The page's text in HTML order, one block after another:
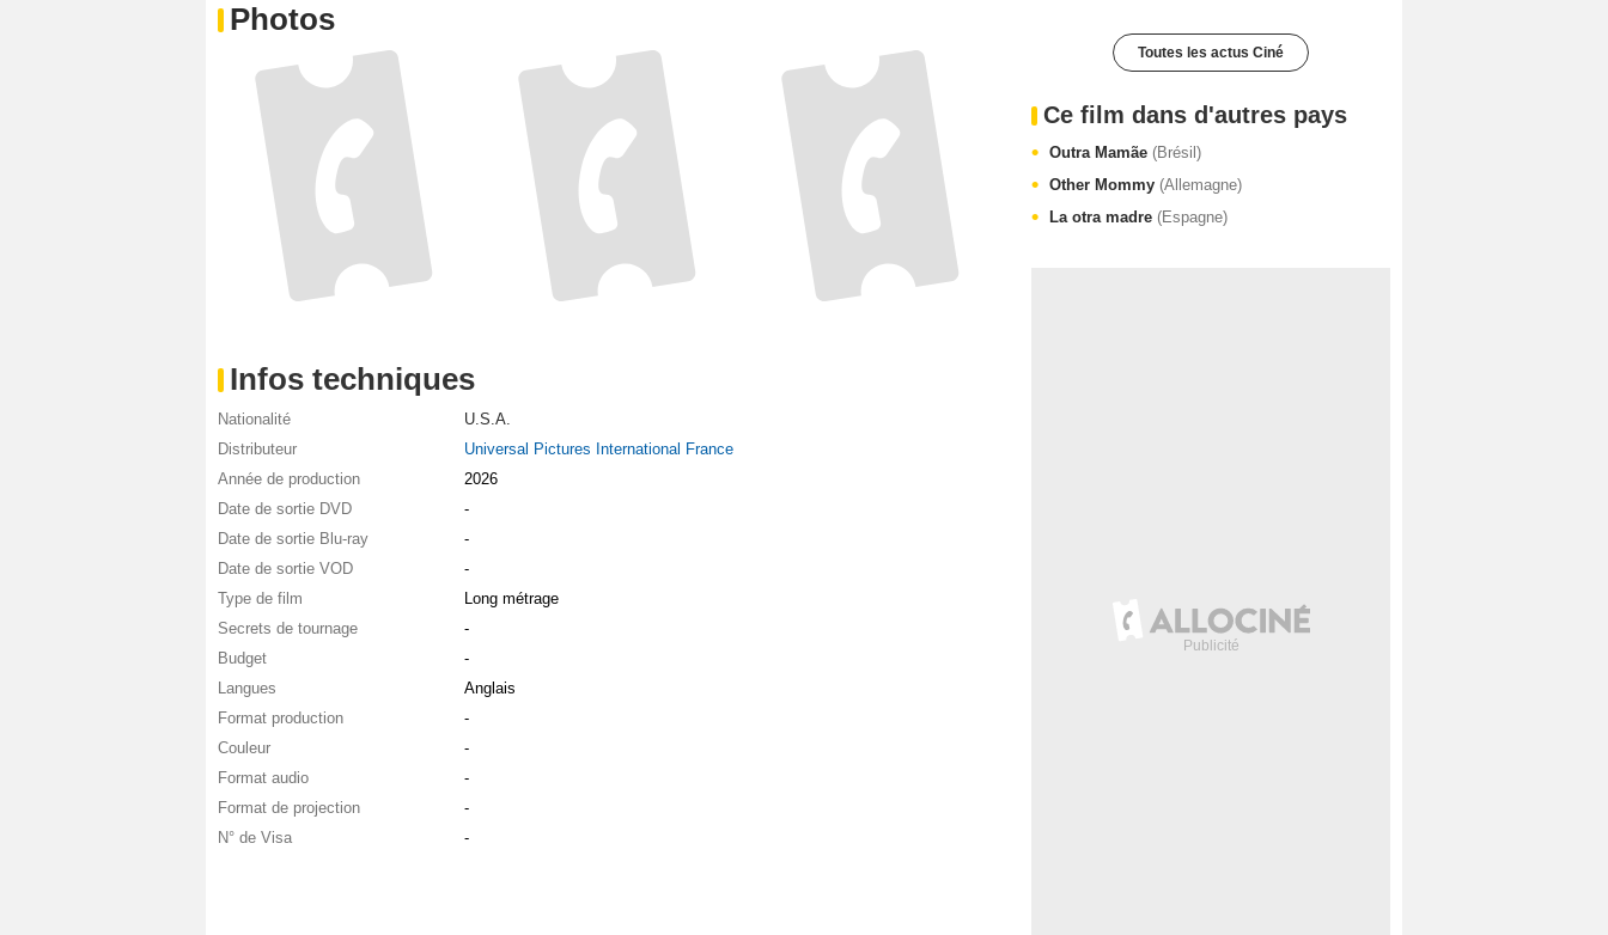
Photos
Infos techniques
Nationalité
U.S.A.
Distributeur
Universal Pictures International France
Année de production
2026
Date de sortie DVD
-
Date de sortie Blu-ray
-
Date de sortie VOD
-
Type de film
Long métrage
Secrets de tournage
-
Budget
-
Langues
Anglais
Format production
-
Couleur
-
Format audio
-
Format de projection
-
N° de Visa
-
Toutes les actus Ciné
Ce film dans d'autres pays
Outra Mamãe (Brésil)
Other Mommy (Allemagne)
La otra madre (Espagne)